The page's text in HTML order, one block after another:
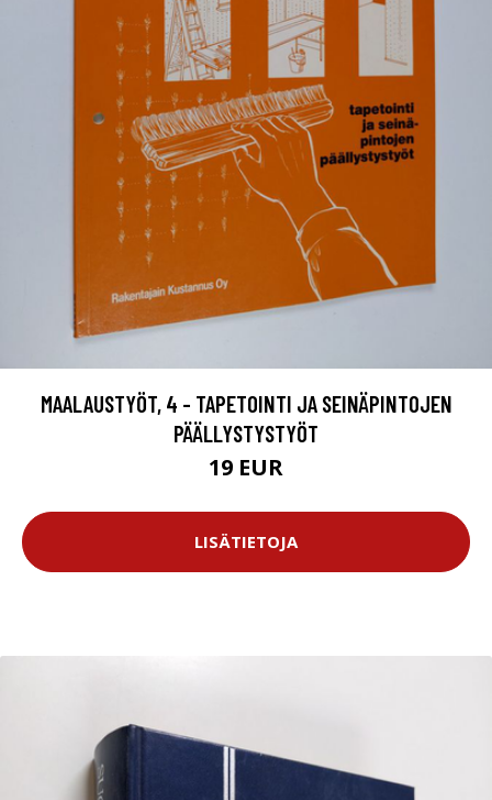
MAALAUSTYÖT, 4 - TAPETOINTI JA SEINÄPINTOJEN
PÄÄLLYSTYSTYÖT
19 EUR
LISÄTIETOJA